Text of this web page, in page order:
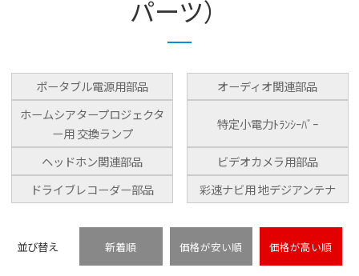
パーツ）
ポータブル電源用部品
オーディオ関連部品
ホームシアタープロジェクタ
ー用 交換ランプ
特定小電力ﾄﾗﾝｼｰﾊﾞｰ
ヘッドホン関連部品
ビデオカメラ用部品
ドライブレコーダー部品
彩速ナビ用 地デジアンテナ
並び替え 新着順 価格が安い順 価格が高い順